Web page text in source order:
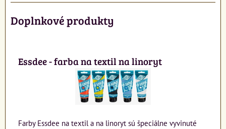
Doplnkové produkty
Essdee - farba na textil na linoryt
Farby Essdee na textil a na linoryt sú špeciálne vyvinuté